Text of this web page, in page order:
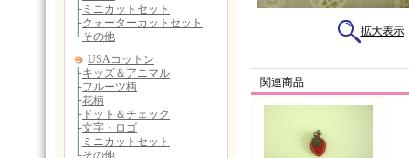
拡大表示
関連商品